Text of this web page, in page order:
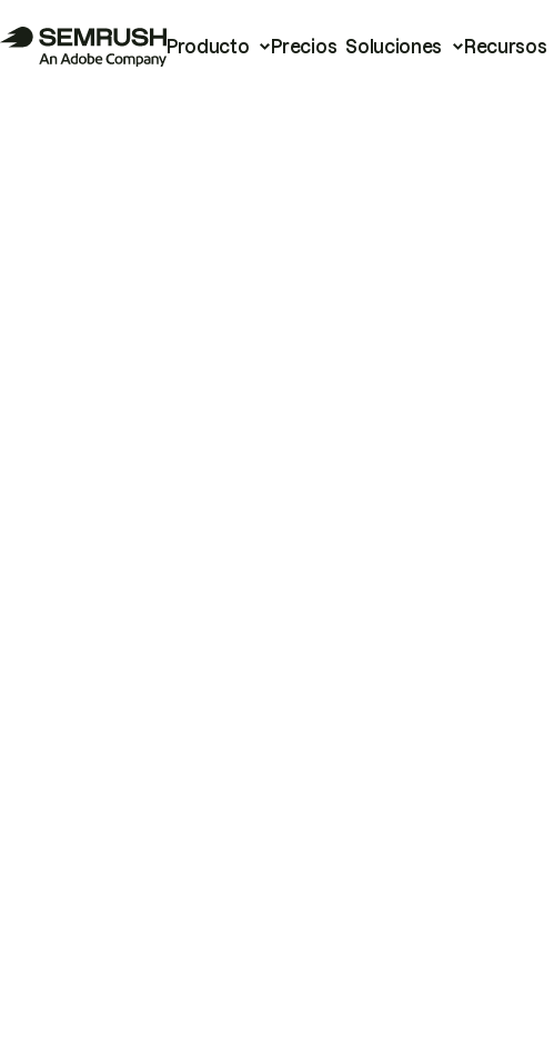
Producto Precios Soluciones Recursos